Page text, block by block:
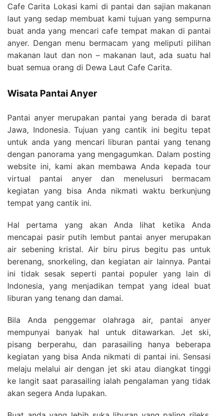
Cafe Carita Lokasi kami di pantai dan sajian makanan
laut yang sedap membuat kami tujuan yang sempurna
buat anda yang mencari cafe tempat makan di pantai
anyer. Dengan menu bermacam yang meliputi pilihan
makanan laut dan non – makanan laut, ada suatu hal
buat semua orang di Dewa Laut Cafe Carita.
Wisata Pantai Anyer
Pantai anyer merupakan pantai yang berada di barat
Jawa, Indonesia. Tujuan yang cantik ini begitu tepat
untuk anda yang mencari liburan pantai yang tenang
dengan panorama yang mengagumkan. Dalam posting
website ini, kami akan membawa Anda kepada tour
virtual pantai anyer dan menelusuri bermacam
kegiatan yang bisa Anda nikmati waktu berkunjung
tempat yang cantik ini.
Hal pertama yang akan Anda lihat ketika Anda
mencapai pasir putih lembut pantai anyer merupakan
air sebening kristal. Air biru pirus begitu pas untuk
berenang, snorkeling, dan kegiatan air lainnya. Pantai
ini tidak sesak seperti pantai populer yang lain di
Indonesia, yang menjadikan tempat yang ideal buat
liburan yang tenang dan damai.
Bila Anda penggemar olahraga air, pantai anyer
mempunyai banyak hal untuk ditawarkan. Jet ski,
pisang berperahu, dan parasailing hanya beberapa
kegiatan yang bisa Anda nikmati di pantai ini. Sensasi
melaju melalui air dengan jet ski atau diangkat tinggi
ke langit saat parasailing ialah pengalaman yang tidak
akan segera Anda lupakan.